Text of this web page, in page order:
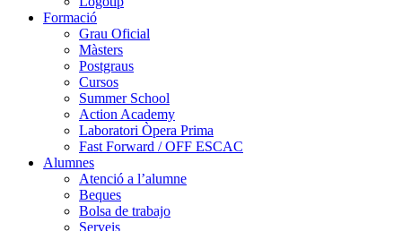
Formació
Grau Oficial
Màsters
Postgraus
Cursos
Summer School
Action Academy
Laboratori Òpera Prima
Fast Forward / OFF ESCAC
Alumnes
Atenció a l’alumne
Beques
Bolsa de trabajo
Serveis